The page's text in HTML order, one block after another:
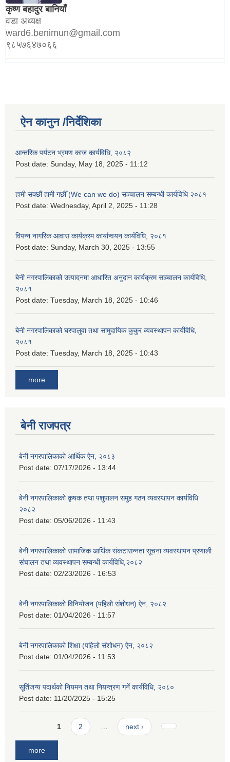
कृष्ण बहादुर बानियाँ
वडा अध्यक्ष
ward6.benimun@gmail.com
९८५७६४७०६६
ऐन कानुन /निर्देशिका
आन्तरिक पर्यटन भ्रमण काज कार्यविधि, २०८२
Post date: Sunday, May 18, 2025 - 11:12
हामी सक्छौं हामी गछौँ (We can we do) सञ्चालन सम्बन्धी कार्यविधि २०८१
Post date: Wednesday, April 2, 2025 - 11:28
विपन्न नागरिक आवास कार्यक्रम कार्यान्वयन कार्यविधि, २०८१
Post date: Sunday, March 30, 2025 - 13:55
बेनी नगरपालिकाको उत्पादनमा आधारित अनुदान कार्यक्रम सञ्‍चालन कार्यविधि,
२०८१
Post date: Tuesday, March 18, 2025 - 10:46
बेनी नगरपालिकाको घरपालुवा तथा सामुदायिक कुकुर व्यवस्थापन कार्यविधि,
२०८१
Post date: Tuesday, March 18, 2025 - 10:43
more
बेनी राजपत्र
बेनी नगरपालिकाको आर्थिक ऐन, २०८३
Post date: 07/17/2026 - 13:44
बेनी नगरपालिकाको कृषक तथा पशुपालन समुह गठन व्यवस्थापन कार्यविधि
२०८२
Post date: 05/06/2026 - 11:43
बेनी नगरपालिकाको सामाजिक आर्थिक संकटासन्नता सूचना व्यवस्थापन प्रणाली
संचालन तथा व्यवस्थापन सम्बन्धी कार्यविधि,२०८२
Post date: 02/23/2026 - 16:53
बेनी नगरपालिकाको विनियोजन (पहिलो संशोधन) ऐन, २०८२
Post date: 01/04/2026 - 11:57
बेनी नगरपालिकाको शिक्षा (पहिलो संशोधन) ऐन, २०८२
Post date: 01/04/2026 - 11:53
सूर्तिजन्य पदार्थको नियमन तथा नियन्त्रण गर्ने कार्यविधि, २०८०
Post date: 11/20/2025 - 15:25
Pages1 2 next ›
more